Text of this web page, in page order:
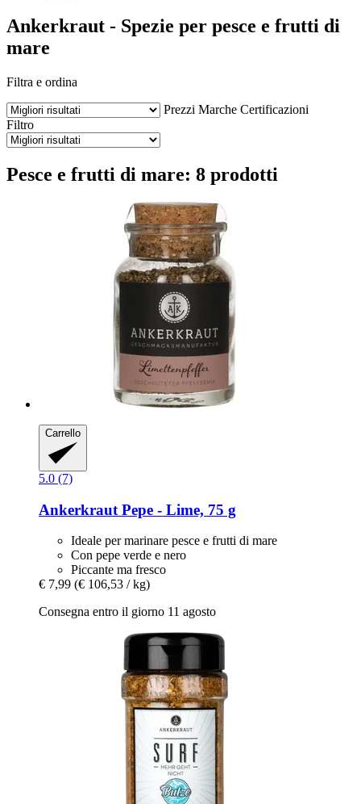
Ankerkraut - Spezie per pesce e frutti di
mare
Filtra e ordina
Prezzi Marche Certificazioni
Filtro
Pesce e frutti di mare: 8 prodotti
Carrello
5.0 (7)
Ankerkraut Pepe -​ Lime, 75 g
Ideale per marinare pesce e frutti di mare
Con pepe verde e nero
Piccante ma fresco
€ 7,99 (€ 106,53 / kg)
Consegna entro il giorno 11 agosto